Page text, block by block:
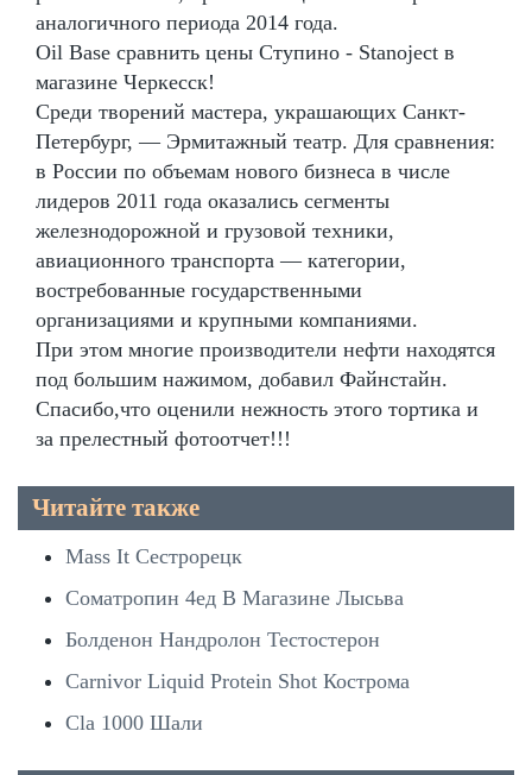
аналогичного периода 2014 года.
Oil Base сравнить цены Ступино - Stanoject в
магазине Черкесск!
Среди творений мастера, украшающих Санкт-
Петербург, — Эрмитажный театр. Для сравнения:
в России по объемам нового бизнеса в числе
лидеров 2011 года оказались сегменты
железнодорожной и грузовой техники,
авиационного транспорта — категории,
востребованные государственными
организациями и крупными компаниями.
При этом многие производители нефти находятся
под большим нажимом, добавил Файнстайн.
Спасибо,что оценили нежность этого тортика и
за прелестный фотоотчет!!!
Читайте также
Mass It Сестрорецк
Cоматропин 4ед В Магазине Лысьва
Болденон Нандролон Тестостерон
Carnivor Liquid Protein Shot Кострома
Cla 1000 Шали